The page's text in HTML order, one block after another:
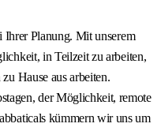
Ihrer Planung. Mit unserem
in Teilzeit zu arbeiten,
Hause aus arbeiten.
der Möglichkeit, remote
kümmern wir uns um